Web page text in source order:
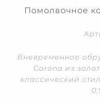
Помолвочное
Вневременное
Corona из
классический